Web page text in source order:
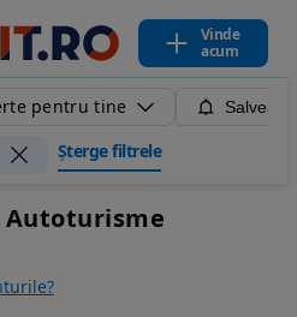
Vinde
acum
pentru tine
Șterge filtrele
Autoturisme